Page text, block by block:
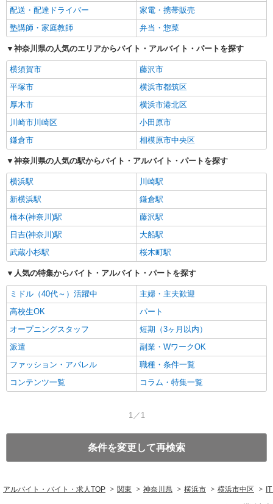
配送・配達ドライバー
家電・携帯販売
塾講師・家庭教師
弁当・惣菜
神奈川県の人気のエリアからバイト・アルバイト・パートを探す
横須賀市
藤沢市
平塚市
横浜市都筑区
厚木市
横浜市港北区
川崎市川崎区
小田原市
鎌倉市
相模原市中央区
神奈川県の人気の駅からバイト・アルバイト・パートを探す
横浜駅
川崎駅
新横浜駅
鎌倉駅
橋本(神奈川)駅
藤沢駅
日吉(神奈川)駅
大船駅
武蔵小杉駅
桜木町駅
人気の特集からバイト・アルバイト・パートを探す
ミドル（40代～）活躍中
主婦・主夫歓迎
高校生OK
パート
オープニングスタッフ
短期（3ヶ月以内）
派遣
副業・WワークOK
ファッション・アパレル
職種・条件一覧
コンテンツ一覧
コラム・特集一覧
1／1
条件を変更して再検索
アルバイト・バイト・求人TOP 関東 神奈川県 横浜市 横浜市中区